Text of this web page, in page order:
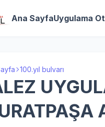
Ana SayfaUygulama
100.yıl bulvarı